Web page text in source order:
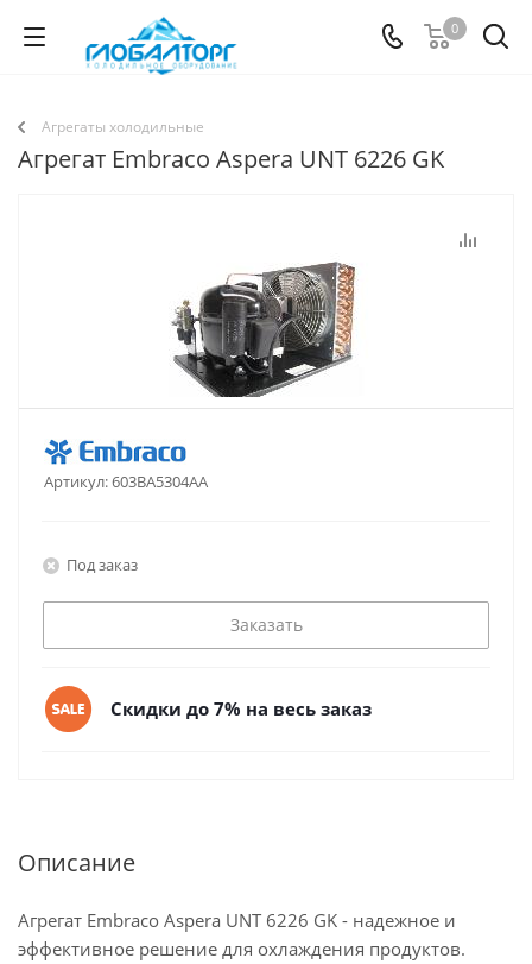
0
Агрегаты холодильные
Агрегат Embraco Aspera UNT 6226 GK
Артикул:603BA5304AA
Под заказ
Заказать
Скидки до 7% на весь заказ
Описание
Агрегат Embraco Aspera UNT 6226 GK - надежное и
эффективное решение для охлаждения продуктов.